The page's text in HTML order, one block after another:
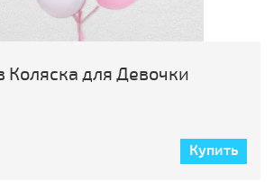
Коляска для Девочки
Купить